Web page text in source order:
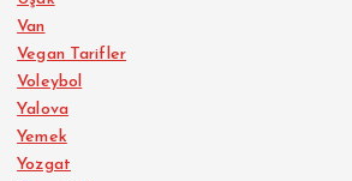
Van
Vegan Tarifler
Voleybol
Yalova
Yemek
Yozgat